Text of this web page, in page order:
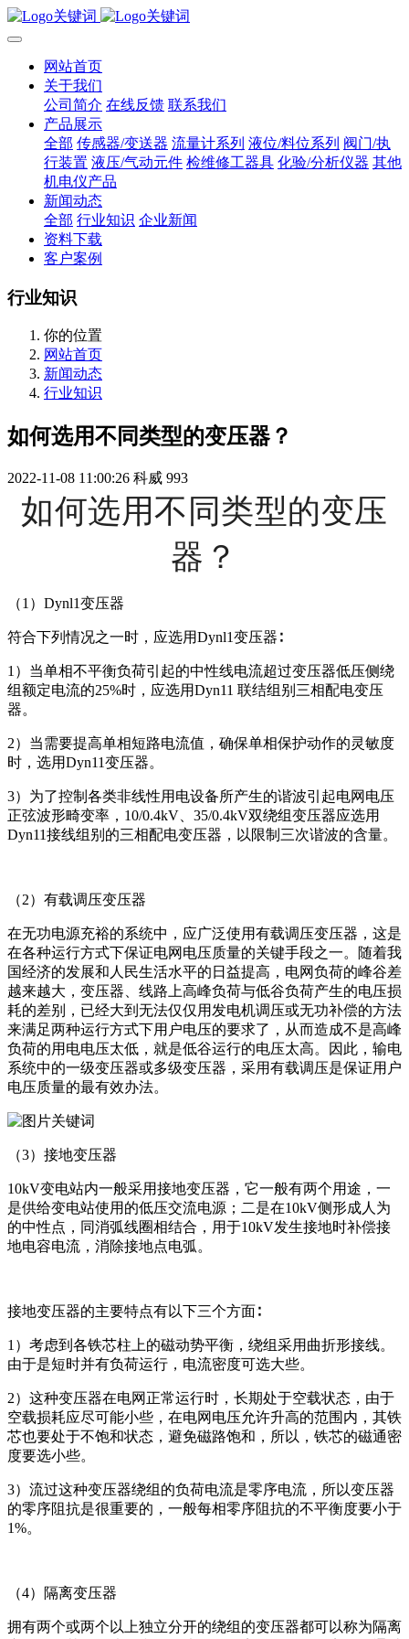
网站首页
关于我们
公司简介 在线反馈 联系我们
产品展示
全部 传感器/变送器 流量计系列 液位/料位系列 阀门/执
行装置 液压/气动元件 检维修工器具 化验/分析仪器 其他
机电仪产品
新闻动态
全部 行业知识 企业新闻
资料下载
客户案例
行业知识
你的位置
网站首页
新闻动态
行业知识
如何选用不同类型的变压器？
2022-11-08 11:00:26 科威 993
如何选用不同类型的变压
器？
（1）Dynl1变压器
符合下列情况之一时，应选用Dynl1变压器∶
1）当单相不平衡负荷引起的中性线电流超过变压器低压侧绕
组额定电流的25%时，应选用Dyn11 联结组别三相配电变压
器。
2）当需要提高单相短路电流值，确保单相保护动作的灵敏度
时，选用Dyn11变压器。
3）为了控制各类非线性用电设备所产生的谐波引起电网电压
正弦波形畸变率，10/0.4kV、35/0.4kV双绕组变压器应选用
Dyn11接线组别的三相配电变压器，以限制三次谐波的含量。
（2）有载调压变压器
在无功电源充裕的系统中，应广泛使用有载调压变压器，这是
在各种运行方式下保证电网电压质量的关键手段之一。随着我
国经济的发展和人民生活水平的日益提高，电网负荷的峰谷差
越来越大，变压器、线路上高峰负荷与低谷负荷产生的电压损
耗的差别，已经大到无法仅仅用发电机调压或无功补偿的方法
来满足两种运行方式下用户电压的要求了，从而造成不是高峰
负荷的用电电压太低，就是低谷运行的电压太高。因此，输电
系统中的一级变压器或多级变压器，采用有载调压是保证用户
电压质量的最有效办法。
（3）接地变压器
10kV变电站内一般采用接地变压器，它一般有两个用途，一
是供给变电站使用的低压交流电源；二是在10kV侧形成人为
的中性点，同消弧线圈相结合，用于10kV发生接地时补偿接
地电容电流，消除接地点电弧。
接地变压器的主要特点有以下三个方面∶
1）考虑到各铁芯柱上的磁动势平衡，绕组采用曲折形接线。
由于是短时并有负荷运行，电流密度可选大些。
2）这种变压器在电网正常运行时，长期处于空载状态，由于
空载损耗应尽可能小些，在电网电压允许升高的范围内，其铁
芯也要处于不饱和状态，避免磁路饱和，所以，铁芯的磁通密
度要选小些。
3）流过这种变压器绕组的负荷电流是零序电流，所以变压器
的零序阻抗是很重要的，一般每相零序阻抗的不平衡度要小于
1%。
（4）隔离变压器
拥有两个或两个以上独立分开的绕组的变压器都可以称为隔离